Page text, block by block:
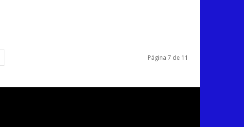
Página 7 de 11